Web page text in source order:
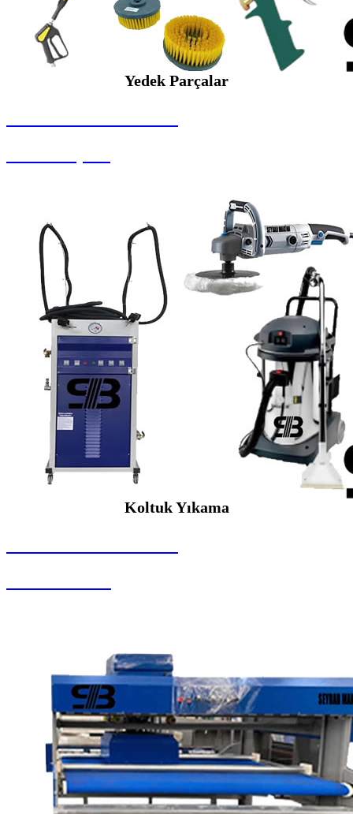
Yedek Parçalar
Koltuk Yıkama